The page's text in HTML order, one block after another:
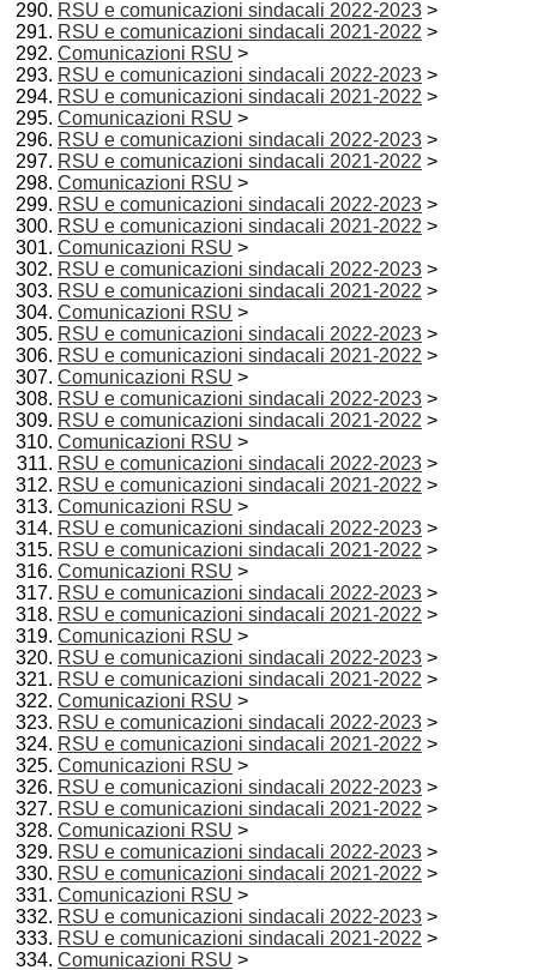
RSU e comunicazioni sindacali 2022-2023 >
RSU e comunicazioni sindacali 2021-2022 >
Comunicazioni RSU >
RSU e comunicazioni sindacali 2022-2023 >
RSU e comunicazioni sindacali 2021-2022 >
Comunicazioni RSU >
RSU e comunicazioni sindacali 2022-2023 >
RSU e comunicazioni sindacali 2021-2022 >
Comunicazioni RSU >
RSU e comunicazioni sindacali 2022-2023 >
RSU e comunicazioni sindacali 2021-2022 >
Comunicazioni RSU >
RSU e comunicazioni sindacali 2022-2023 >
RSU e comunicazioni sindacali 2021-2022 >
Comunicazioni RSU >
RSU e comunicazioni sindacali 2022-2023 >
RSU e comunicazioni sindacali 2021-2022 >
Comunicazioni RSU >
RSU e comunicazioni sindacali 2022-2023 >
RSU e comunicazioni sindacali 2021-2022 >
Comunicazioni RSU >
RSU e comunicazioni sindacali 2022-2023 >
RSU e comunicazioni sindacali 2021-2022 >
Comunicazioni RSU >
RSU e comunicazioni sindacali 2022-2023 >
RSU e comunicazioni sindacali 2021-2022 >
Comunicazioni RSU >
RSU e comunicazioni sindacali 2022-2023 >
RSU e comunicazioni sindacali 2021-2022 >
Comunicazioni RSU >
RSU e comunicazioni sindacali 2022-2023 >
RSU e comunicazioni sindacali 2021-2022 >
Comunicazioni RSU >
RSU e comunicazioni sindacali 2022-2023 >
RSU e comunicazioni sindacali 2021-2022 >
Comunicazioni RSU >
RSU e comunicazioni sindacali 2022-2023 >
RSU e comunicazioni sindacali 2021-2022 >
Comunicazioni RSU >
RSU e comunicazioni sindacali 2022-2023 >
RSU e comunicazioni sindacali 2021-2022 >
Comunicazioni RSU >
RSU e comunicazioni sindacali 2022-2023 >
RSU e comunicazioni sindacali 2021-2022 >
Comunicazioni RSU >